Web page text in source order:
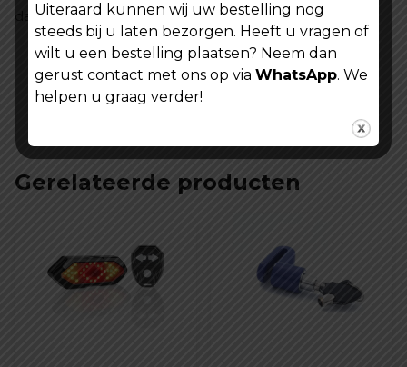
dagelijks gebruik én avontuurlijke ritten samen.
Gerelateerde producten
Uiteraard kunnen wij uw bestelling nog
steeds bij u laten bezorgen. Heeft u vragen of
wilt u een bestelling plaatsen? Neem dan
gerust contact met ons op via WhatsApp. We
helpen u graag verder!